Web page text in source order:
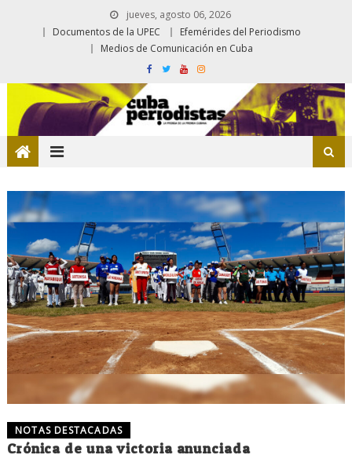
jueves, agosto 06, 2026
Documentos de la UPEC
Efemérides del Periodismo
Medios de Comunicación en Cuba
NOTAS DESTACADAS
Crónica de una victoria anunciada